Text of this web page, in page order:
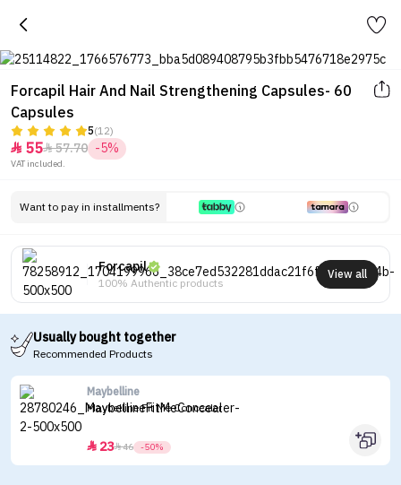
Forcapil Hair And Nail Strengthening Capsules- 60
Capsules
5(12)
 5557.70 -5%
VAT included.
Want to pay in installments?
Forcapil
100% Authentic products
View all
Usually bought together
Recommended Products
Maybelline
Maybelline Fit Me Concealer
 2346 -50%